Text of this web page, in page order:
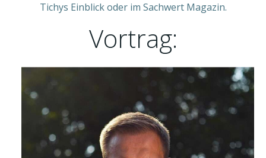
Tichys Einblick oder im Sachwert Magazin.
Vortrag: